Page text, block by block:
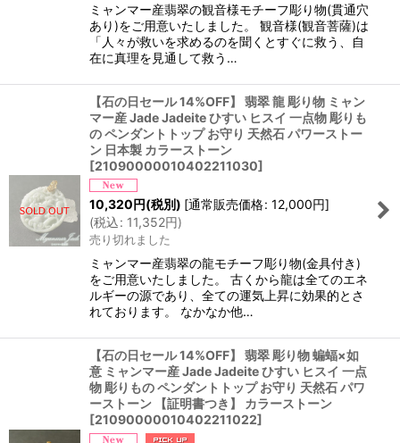
ミャンマー産翡翠の観音様モチーフ彫り物(貫通穴
あり)をご用意いたしました。 観音様(観音菩薩)は
「人々が救いを求めるのを聞くとすぐに救う、自
在に真理を見通して救う…
【石の日セール 14%OFF】 翡翠 龍 彫り物 ミャン
マー産 Jade Jadeite ひすい ヒスイ 一点物 彫りも
の ペンダントトップ お守り 天然石 パワーストー
ン 日本製 カラーストーン
[21090000010402211030]
10,320円(税別) [通常販売価格: 12,000円]
(税込: 11,352円)
売り切れました
ミャンマー産翡翠の龍モチーフ彫り物(金具付き)
をご用意いたしました。 古くから龍は全てのエネ
ルギーの源であり、全ての運気上昇に効果的とさ
れております。 なかなか他…
【石の日セール 14%OFF】 翡翠 彫り物 蝙蝠×如
意 ミャンマー産 Jade Jadeite ひすい ヒスイ 一点
物 彫りもの ペンダントトップ お守り 天然石 パワ
ーストーン 【証明書つき】 カラーストーン
[21090000010402211022]